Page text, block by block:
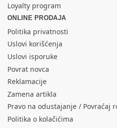
Loyalty program
ONLINE PRODAJA
Politika privatnosti
Uslovi korišćenja
Uslovi isporuke
Povrat novca
Reklamacije
Zamena artikla
Pravo na odustajanje / Povraćaj
Politika o kolačićima